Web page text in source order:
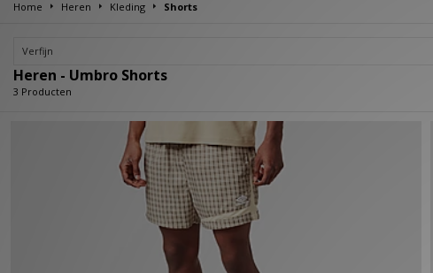
Home Heren Kleding Shorts
Verfijn
Heren - Umbro Shorts
3 Producten